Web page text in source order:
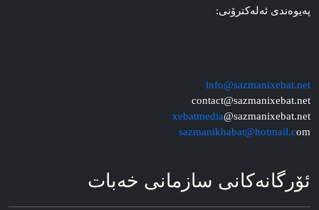
په‌یوه‌ندی ئه‌له‌کترۆنی:
info@sazmanixebat.net
contact@sazmanixebat.net
xebatmedia@sazmanixebat.net
sazmanikhabat@hotmail.com
ئۆرگانه‌کانی سازمانی خه‌بات